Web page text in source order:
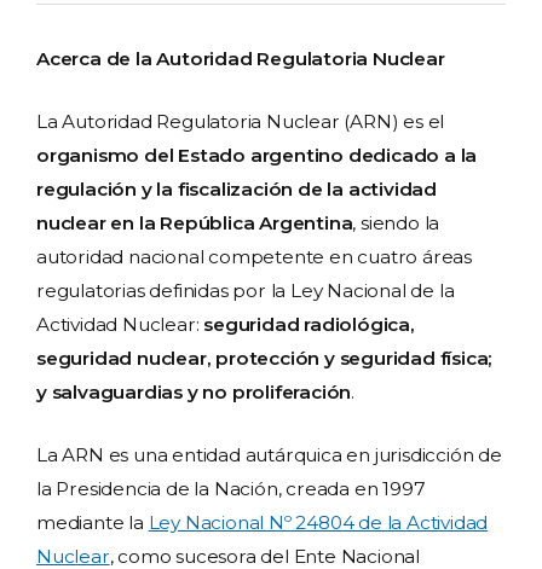
Acerca de la Autoridad Regulatoria Nuclear
La Autoridad Regulatoria Nuclear (ARN) es el
organismo del Estado argentino dedicado a la
regulación y la fiscalización de la actividad
nuclear en la República Argentina, siendo la
autoridad nacional competente en cuatro áreas
regulatorias definidas por la Ley Nacional de la
Actividad Nuclear: seguridad radiológica,
seguridad nuclear, protección y seguridad física;
y salvaguardias y no proliferación.
La ARN es una entidad autárquica en jurisdicción de
la Presidencia de la Nación, creada en 1997
mediante la Ley Nacional Nº 24804 de la Actividad
Nuclear, como sucesora del Ente Nacional